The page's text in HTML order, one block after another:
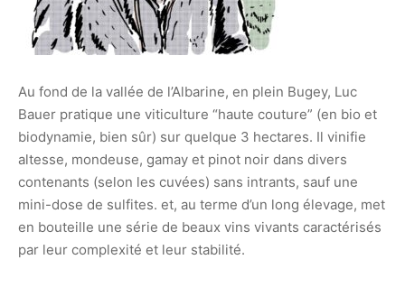
Au fond de la vallée de l’Albarine, en plein Bugey, Luc
Bauer pratique une viticulture “haute couture” (en bio et
biodynamie, bien sûr) sur quelque 3 hectares. Il vinifie
altesse, mondeuse, gamay et pinot noir dans divers
contenants (selon les cuvées) sans intrants, sauf une
mini-dose de sulfites. et, au terme d’un long élevage, met
en bouteille une série de beaux vins vivants caractérisés
par leur complexité et leur stabilité.